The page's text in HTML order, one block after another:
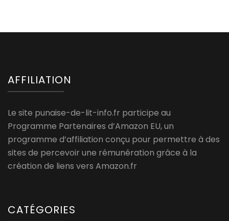
AFFILIATION
Le site punaise-de-lit-info.fr participe au
Programme Partenaires d’Amazon EU, un
programme d’affiliation conçu pour permettre à des
sites de percevoir une rémunération grâce à la
création de liens vers Amazon.fr
CATÉGORIES